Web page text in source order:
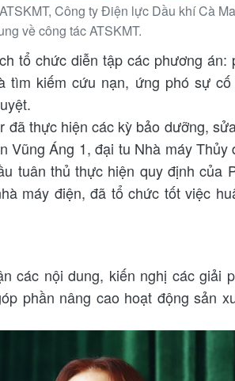
Công ty Điện lực Dầu khí Cà
về công tác ATSKMT.
tổ chức diễn tập các phương
tìm kiếm cứu nạn, ứng phó sự
đã thực hiện các kỳ bảo dưỡng,
Vũng Áng 1, đại tu Nhà máy
tuân thủ thực hiện quy định của
máy điện, đã tổ chức tốt việc
các nội dung, kiến nghị các giải
phần nâng cao hoạt động sản